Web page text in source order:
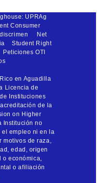
UPRAg
Consumer
Net
Student Right
Peticiones OTI
en Aguadilla
Licencia de
Instituciones
de la
on Higher
Institución no
el empleo ni en la
motivos de raza,
edad, origen
o económica,
o afiliación